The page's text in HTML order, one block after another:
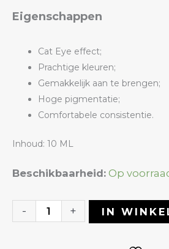
Eigenschappen
Cat Eye effect;
Prachtige kleuren;
Gemakkelijk aan te brengen;
Hoge pigmentatie;
Comfortabele consistentie.
Inhoud: 10 ML
Beschikbaarheid: Op
-
Gelpolish
Cat
+ IN